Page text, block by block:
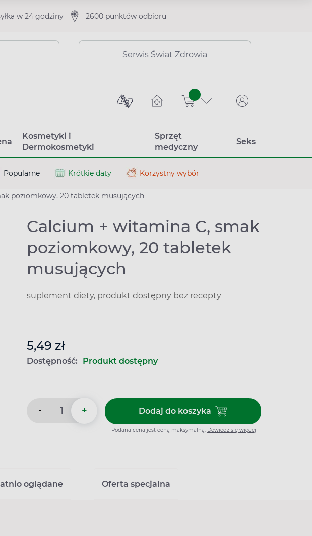
w 24 godziny 2600 punktów odbioru
Serwis Świat Zdrowia
sztuk
Kosmetyki i
Dermokosmetyki
Sprzęt
medyczny
Seks
Popularne Krótkie daty Korzystny wybór
poziomkowy, 20 tabletek musujących
Calcium + witamina C, smak
poziomkowy, 20 tabletek
musujących
suplement diety, produkt dostępny bez recepty
5,49 zł
Dostępność: Produkt dostępny
- + Dodaj do koszykaDodaj do koszyka Calcium +
Podana cena jest ceną maksymalną. Dowiedz się więcej
oglądane Oferta specjalna